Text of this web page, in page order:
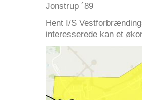
Jonstrup ´89
Hent I/S
interesserede kan et